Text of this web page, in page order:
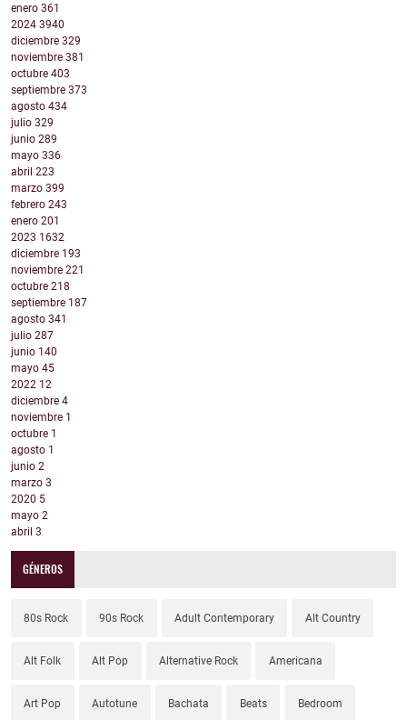
enero 361
2024 3940
diciembre 329
noviembre 381
octubre 403
septiembre 373
agosto 434
julio 329
junio 289
mayo 336
abril 223
marzo 399
febrero 243
enero 201
2023 1632
diciembre 193
noviembre 221
octubre 218
septiembre 187
agosto 341
julio 287
junio 140
mayo 45
2022 12
diciembre 4
noviembre 1
octubre 1
agosto 1
junio 2
marzo 3
2020 5
mayo 2
abril 3
GÉNEROS
80s Rock 90s Rock Adult Contemporary Alt Country
Alt Folk Alt Pop Alternative Rock Americana
Art Pop Autotune Bachata Beats Bedroom